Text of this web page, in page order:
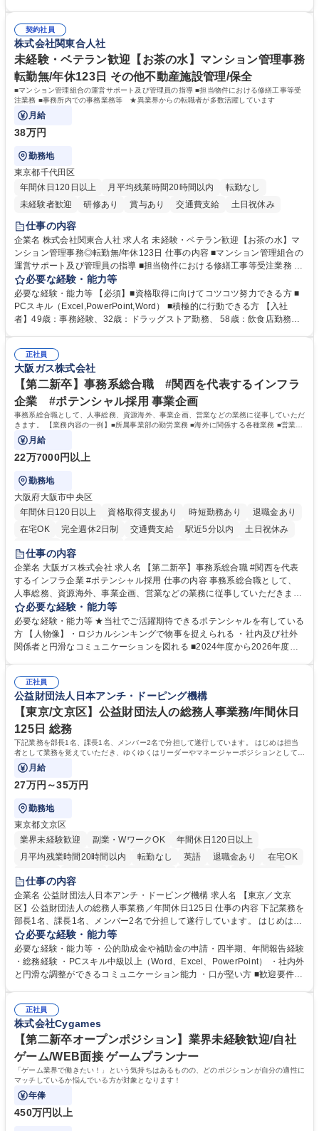
年休120日/デスクワーク中心で残業少なめ
整、資料作成、当日の運営サポート 学歴・資格 学歴：大学院 大学 語学
力： 資格：
契約社員
株式会社関東合人社
未経験・ベテラン歓迎【お茶の水】マンション管理事務
転勤無/年休123日 その他不動産施設管理/保全
■マンション管理組合の運営サポート及び管理員の指導 ■担当物件における修繕工事等受
注業務 ■事務所内での事務業務等 ★異業界からの転職者が多数活躍しています
月給
38万円
勤務地
東京都千代田区
年間休日120日以上
月平均残業時間20時間以内
転勤なし
未経験者歓迎
研修あり 賞与あり 交通費支給 土日祝休み
仕事の内容
企業名 株式会社関東合人社 求人名 未経験・ベテラン歓迎【お茶の水】マ
ンション管理事務◎転勤無/年休123日 仕事の内容 ■マンション管理組合の
運営サポート及び管理員の指導 ■担当物件における修繕工事等受注業務 ■
事務所内での事務業務等 ★異業界からの転職者が多数活躍しています
【年収補足】532万円 ＋別途インセンティヴで平均約100万円/年（昨年度
実績） ＋管理業務主任者資格手当50,000円/月 ★親会社である株式会社合
人社計画研究所社のグループ会社として、質の高いサービスと適性価格を
無/年休123日
必要な経験・能力等
必要な経験・能力等 【必須】■資格取得に向けてコツコツ努力できる方 ■
PCスキル（Excel,PowerPoint,Word） ■積極的に行動できる方 【入社
者】49歳：事務経験、32歳：ドラッグストア勤務、 58歳：飲食店勤務
得出来ております！ 【魅力】■フレックス制度、未経験からでも下限年収
を一律支給！ ■管理業務主任者資格取得後には50,000円/月の手当あり！
学歴・資格 学歴：大学院 大学 高専 短大 専修学校 高校 語学力： 資格：第
一種運転免許普通自動車
正社員
大阪ガス株式会社
【第二新卒】事務系総合職 #関西を代表するインフラ
企業 #ポテンシャル採用 事業企画
事務系総合職として、人事総務、資源海外、事業企画、営業などの業務に従事していただ
きます。 【業務内容の一例】■所属事業部の勤労業務 ■海外に関係する各種業務 ■営業部
門の企画スタッフ、ルート営業
月給
22万7000円以上
勤務地
大阪府大阪市中央区
年間休日120日以上
資格取得支援あり 時短勤務あり
退職金あり
在宅OK
完全週休2日制 交通費支給 駅近5分以内
土日祝休み
服装自由
第二新卒歓迎
仕事の内容
企業名 大阪ガス株式会社 求人名 【第二新卒】事務系総合職 #関西を代表
するインフラ企業 #ポテンシャル採用 仕事の内容 事務系総合職として、
人事総務、資源海外、事業企画、営業などの業務に従事していただきま
す。 【業務内容の一例】■所属事業部の勤労業務 ■海外に関係する各種業
務 ■営業部門の企画スタッフ、ルート営業 【キャリアパス】入社後の配属
ポジションで一定期間ご活躍頂いた後、本人の適性及び将来のキャリアを
鑑みてジョブローテーションを行います。 【育成】OJTでの現場育成や研
表するインフラ企業 #ポテンシャル採用
必要な経験・能力等
必要な経験・能力等 ★当社でご活躍期待できるポテンシャルを有している
方 【人物像】・ロジカルシンキングで物事を捉えられる ・社内及び社外
関係者と円滑なコミュニケーションを図れる ■2024年度から2026年度ま
72.html ■エネルギーセキュリティの不安定化や気候変動による自然災害の
甚大化など、これまで以上に社会課題解決の重要性が高まっています。
「未来の日常」の創造に向けて持続可能な社会の実現に貢献してまいりま
す。 学歴・資格 学歴：大学院 大学 語学力： 資格：
正社員
公益財団法人日本アンチ・ドーピング機構
【東京/文京区】公益財団法人の総務人事業務/年間休日
125日 総務
下記業務を部長1名、課長1名、メンバー2名で分担して遂行しています。 はじめは担当
者として業務を覚えていただき、ゆくゆくはリーダーやマネージャーポジションとして活
躍いただくことを期待しています。
月給
27万円～35万円
勤務地
東京都文京区
業界未経験歓迎
副業・WワークOK
年間休日120日以上
月平均残業時間20時間以内
転勤なし 英語 退職金あり
在宅OK
賞与あり
育休あり
食事補助あり
仕事の内容
企業名 公益財団法人日本アンチ・ドーピング機構 求人名 【東京／文京
区】公益財団法人の総務人事業務／年間休日125日 仕事の内容 下記業務を
部長1名、課長1名、メンバー2名で分担して遂行しています。 はじめは担
当者として業務を覚えていただき、ゆくゆくはリーダーやマネージャーポ
ジションとして活躍いただくことを期待しています。 【総務・人事グルー
プの業務内容】 ・人事制度関連 ・採用活動 ・教育研修の企画、実行 ・勤
怠管理 ・官公庁への各種提出 ・法定の会議運営（評議員会、理事会） ・
管理 ・福利厚生関連 ・職員からの問合せ、相談対応 ・その他日常の総務
業務全般 募集職種 【東京／文京区】公益財団法人の総務人事業務／年間
休日125日
必要な経験・能力等
必要な経験・能力等 ・公的助成金や補助金の申請・四半期、年間報告経験
・総務経験 ・PCスキル中級以上（Word、Excel、PowerPoint） ・社内外
と円滑な調整ができるコミュニケーション能力 ・口が堅い方 ■歓迎要件
正社員
株式会社Cygames
【第二新卒オープンポジション】業界未経験歓迎/自社
ゲーム/WEB面接 ゲームプランナー
「ゲーム業界で働きたい！」という気持ちはあるものの、どのポジションが自分の適性に
マッチしているか悩んでいる方が対象となります！
年俸
450万円以上